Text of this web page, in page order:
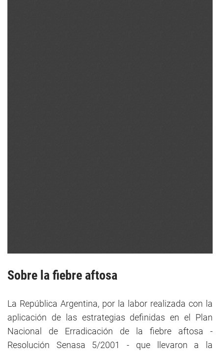
Sobre la fiebre aftosa
La República Argentina, por la labor realizada con la
aplicación de las estrategias definidas en el Plan
Nacional de Erradicación de la fiebre aftosa -
Resolución Senasa 5/2001 - que llevaron a la